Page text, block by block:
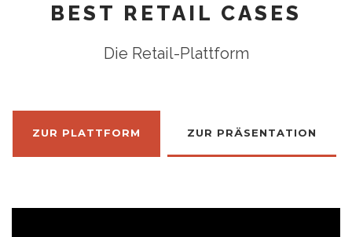
BEST RETAIL CASES
Die Retail-Plattform
ZUR PLATTFORM ZUR PRÄSENTATION